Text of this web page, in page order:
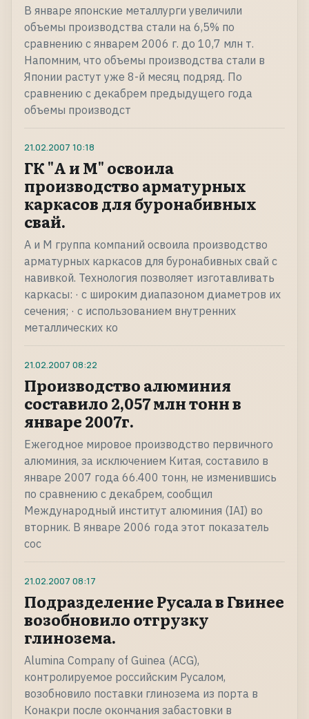
В январе японские металлурги увеличили
объемы производства стали на 6,5% по
сравнению с январем 2006 г. до 10,7 млн т.
Напомним, что объемы производства стали в
Японии растут уже 8-й месяц подряд. По
сравнению с декабрем предыдущего года
объемы производст
21.02.2007 10:18
ГК "А и М" освоила
производство арматурных
каркасов для буронабивных
свай.
А и М группа компаний освоила производство
арматурных каркасов для буронабивных свай с
навивкой. Технология позволяет изготавливать
каркасы: · с широким диапазоном диаметров их
сечения; · с использованием внутренних
металлических ко
21.02.2007 08:22
Производство алюминия
составило 2,057 млн тонн в
январе 2007г.
Ежегодное мировое производство первичного
алюминия, за исключением Китая, составило в
январе 2007 года 66.400 тонн, не изменившись
по сравнению с декабрем, сообщил
Международный институт алюминия (IAI) во
вторник. В январе 2006 года этот показатель
сос
21.02.2007 08:17
Подразделение Русала в Гвинее
возобновило отгрузку
глинозема.
Alumina Company of Guinea (ACG),
контролируемое российским Русалом,
возобновило поставки глинозема из порта в
Конакри после окончания забастовки в